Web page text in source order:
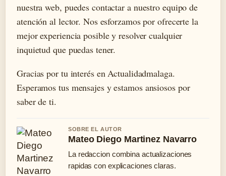
nuestra web, puedes contactar a nuestro equipo de
atención al lector. Nos esforzamos por ofrecerte la
mejor experiencia posible y resolver cualquier
inquietud que puedas tener.
Gracias por tu interés en Actualidadmalaga.
Esperamos tus mensajes y estamos ansiosos por
saber de ti.
SOBRE EL AUTOR
Mateo Diego Martinez Navarro
La redaccion combina actualizaciones
rapidas con explicaciones claras.